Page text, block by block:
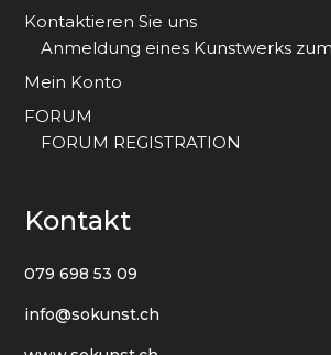
Kontaktieren Sie uns
Anmeldung eines Kunstwerks
Mein Konto
FORUM
FORUM REGISTRATION
Kontakt
079 698 53 09
info@sokunst.ch